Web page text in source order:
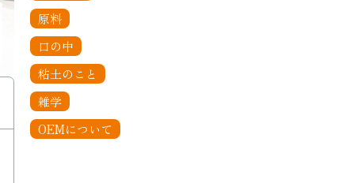
原料
口の中
粘土のこと
雑学
OEMについて